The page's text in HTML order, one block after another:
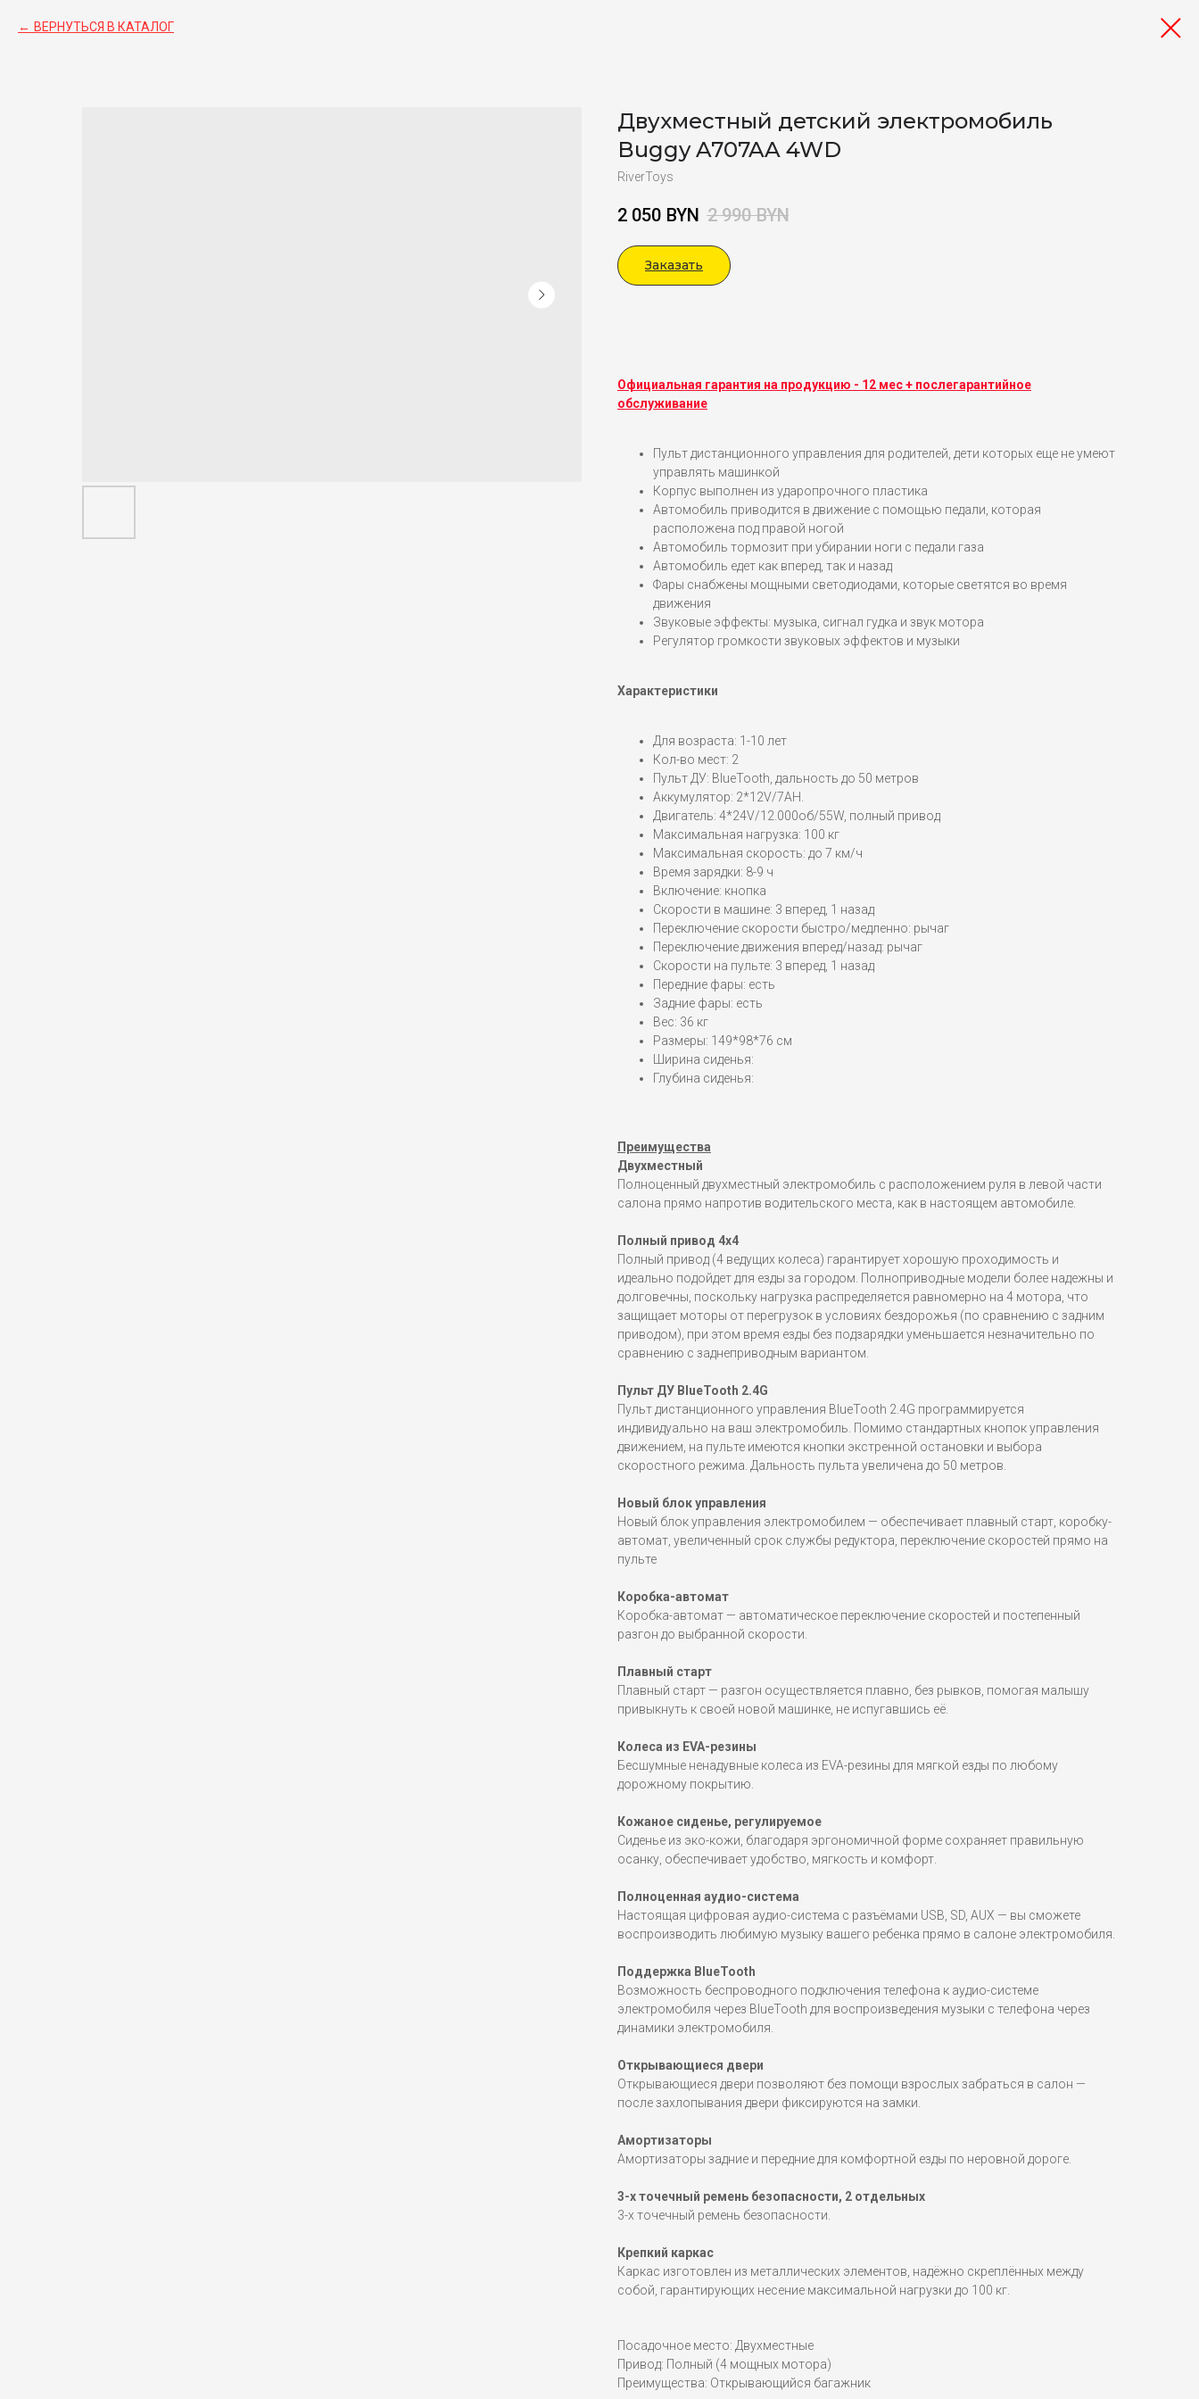
ВЕРНУТЬСЯ В КАТАЛОГ
Двухместный детский электромобиль
Buggy A707AA 4WD
RiverToys
2 050 BYN 2 990 BYN
Заказать
Официальная гарантия на продукцию - 12 мес + послегарантийное
обслуживание
Пульт дистанционного управления для родителей, дети которых еще не умеют
управлять машинкой
Корпус выполнен из ударопрочного пластика
Автомобиль приводится в движение с помощью педали, которая
расположена под правой ногой
Автомобиль тормозит при убирании ноги с педали газа
Автомобиль едет как вперед, так и назад
Фары снабжены мощными светодиодами, которые светятся во время
движения
Звуковые эффекты: музыка, сигнал гудка и звук мотора
Регулятор громкости звуковых эффектов и музыки
Характеристики
Для возраста: 1-10 лет
Кол-во мест: 2
Пульт ДУ: BlueTooth, дальность до 50 метров
Аккумулятор: 2*12V/7АН.
Двигатель: 4*24V/12.000об/55W, полный привод
Максимальная нагрузка: 100 кг
Максимальная скорость: до 7 км/ч
Время зарядки: 8-9 ч
Включение: кнопка
Скорости в машине: 3 вперед, 1 назад
Переключение скорости быстро/медленно: рычаг
Переключение движения вперед/назад: рычаг
Скорости на пульте: 3 вперед, 1 назад
Передние фары: есть
Задние фары: есть
Вес: 36 кг
Размеры: 149*98*76 см
Ширина сиденья:
Глубина сиденья:
Преимущества
Двухместный
Полноценный двухместный электромобиль с расположением руля в левой части
салона прямо напротив водительского места, как в настоящем автомобиле.
Полный привод 4x4
Полный привод (4 ведущих колеса) гарантирует хорошую проходимость и
идеально подойдет для езды за городом. Полноприводные модели более надежны и
долговечны, поскольку нагрузка распределяется равномерно на 4 мотора, что
защищает моторы от перегрузок в условиях бездорожья (по сравнению с задним
приводом), при этом время езды без подзарядки уменьшается незначительно по
сравнению с заднеприводным вариантом.
Пульт ДУ BlueTooth 2.4G
Пульт дистанционного управления BlueTooth 2.4G программируется
индивидуально на ваш электромобиль. Помимо стандартных кнопок управления
движением, на пульте имеются кнопки экстренной остановки и выбора
скоростного режима. Дальность пульта увеличена до 50 метров.
Новый блок управления
Новый блок управления электромобилем — обеспечивает плавный старт, коробку-
автомат, увеличенный срок службы редуктора, переключение скоростей прямо на
пульте
Коробка-автомат
Коробка-автомат — автоматическое переключение скоростей и постепенный
разгон до выбранной скорости.
Плавный старт
Плавный старт — разгон осуществляется плавно, без рывков, помогая малышу
привыкнуть к своей новой машинке, не испугавшись её.
Колеса из EVA-резины
Бесшумные ненадувные колеса из EVA-резины для мягкой езды по любому
дорожному покрытию.
Кожаное сиденье, регулируемое
Сиденье из эко-кожи, благодаря эргономичной форме сохраняет правильную
осанку, обеспечивает удобство, мягкость и комфорт.
Полноценная аудио-система
Настоящая цифровая аудио-система с разъёмами USB, SD, AUX — вы сможете
воспроизводить любимую музыку вашего ребенка прямо в салоне электромобиля.
Поддержка BlueTooth
Возможность беспроводного подключения телефона к аудио-системе
электромобиля через BlueTooth для воспроизведения музыки с телефона через
динамики электромобиля.
Открывающиеся двери
Открывающиеся двери позволяют без помощи взрослых забраться в салон —
после захлопывания двери фиксируются на замки.
Амортизаторы
Амортизаторы задние и передние для комфортной езды по неровной дороге.
3-х точечный ремень безопасности, 2 отдельных
3-х точечный ремень безопасности.
Крепкий каркас
Каркас изготовлен из металлических элементов, надёжно скреплённых между
собой, гарантирующих несение максимальной нагрузки до 100 кг.
Посадочное место: Двухместные
Привод: Полный (4 мощных мотора)
Преимущества: Открывающийся багажник